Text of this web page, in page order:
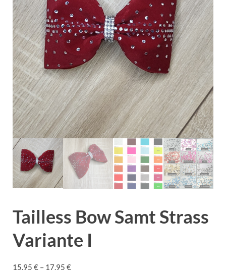
Tailless Bow Samt Strass
Variante I
15,95 € – 17,95 €